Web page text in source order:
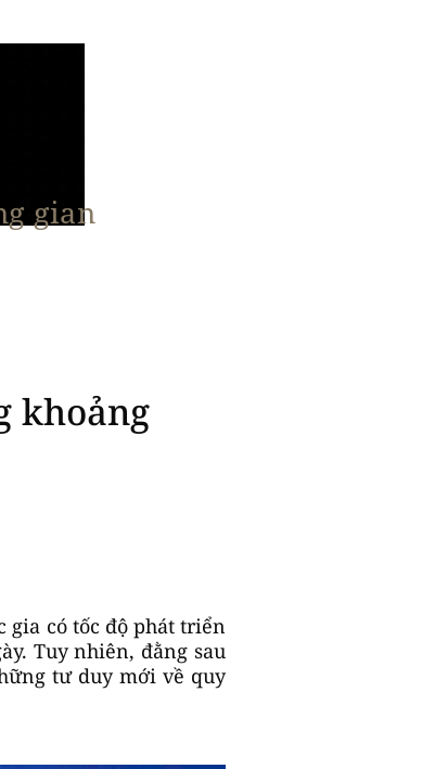
gian
khoảng
có tốc độ phát triển
Tuy nhiên, đằng sau
tư duy mới về quy